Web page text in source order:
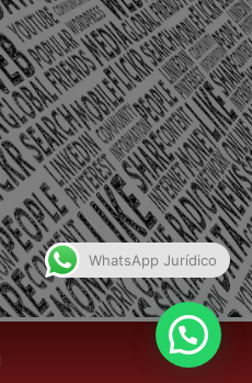
WhatsApp Jurídico